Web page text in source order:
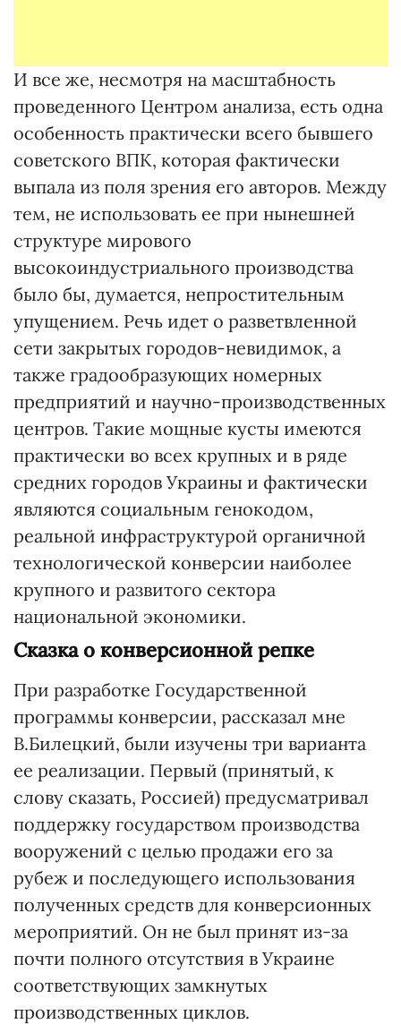
И все же, несмотря на масштабность
проведенного Центром анализа, есть одна
особенность практически всего бывшего
советского ВПК, которая фактически
выпала из поля зрения его авторов. Между
тем, не использовать ее при нынешней
структуре мирового
высокоиндустриального производства
было бы, думается, непростительным
упущением. Речь идет о разветвленной
сети закрытых городов-невидимок, а
также градообразующих номерных
предприятий и научно-производственных
центров. Такие мощные кусты имеются
практически во всех крупных и в ряде
средних городов Украины и фактически
являются социальным генокодом,
реальной инфраструктурой органичной
технологической конверсии наиболее
крупного и развитого сектора
национальной экономики.
Сказка о конверсионной репке
При разработке Государственной
программы конверсии, рассказал мне
В.Билецкий, были изучены три варианта
ее реализации. Первый (принятый, к
слову сказать, Россией) предусматривал
поддержку государством производства
вооружений с целью продажи его за
рубеж и последующего использования
полученных средств для конверсионных
мероприятий. Он не был принят из-за
почти полного отсутствия в Украине
соответствующих замкнутых
производственных циклов.